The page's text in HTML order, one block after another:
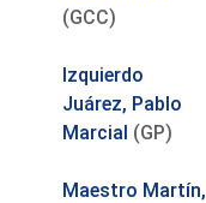
(GCC)
Izquierdo
Juárez, Pablo
Marcial (GP)
Maestro Martín,